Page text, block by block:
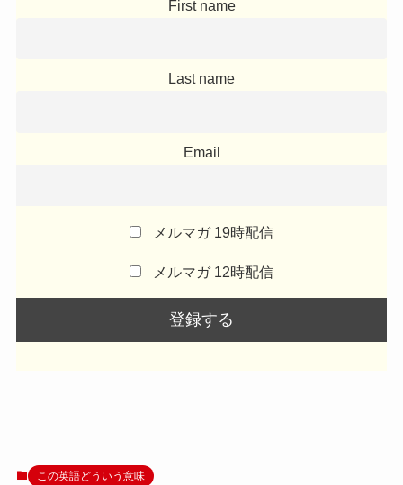
First name
Last name
Email
メルマガ 19時配信
メルマガ 12時配信
この英語どういう意味